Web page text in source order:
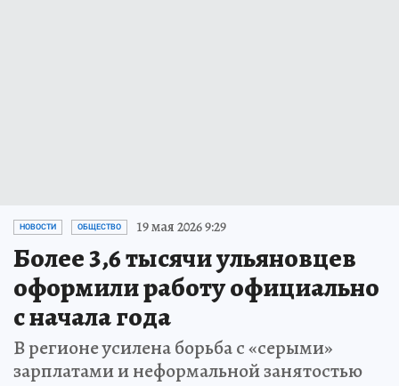
НОВОСТИ ОБЩЕСТВО 19 мая 2026 9:29
Более 3,6 тысячи ульяновцев
оформили работу официально
с начала года
В регионе усилена борьба с «серыми»
зарплатами и неформальной занятостью